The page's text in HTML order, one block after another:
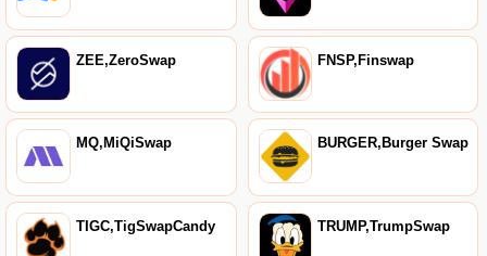
ZEE,ZeroSwap FNSP,Finswap
MQ,MiQiSwap BURGER,Burger Swap
TIGC,TigSwapCandy TRUMP,TrumpSwap